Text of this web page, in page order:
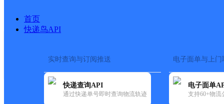
首页
快递鸟API
实时查询与订阅推送
快递查询API
通过快递单号即时查询物流轨迹
电子面单与上门
电子面单
支持60+物流
快运大全 快递时效